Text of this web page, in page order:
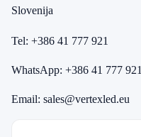
Slovenija
Tel: +386 41 777 921
WhatsApp: +386 41 777 921
Email: sales@vertexled.eu